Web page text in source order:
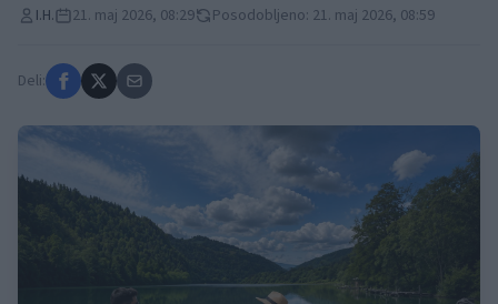
I.H. 21. maj 2026, 08:29 Posodobljeno: 21. maj 2026, 08:59
Deli: